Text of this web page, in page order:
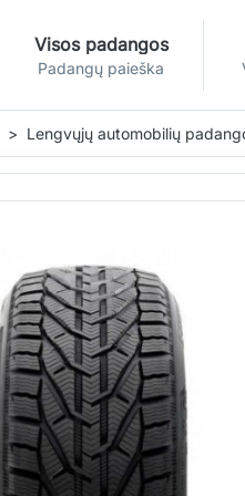
Visos padangos
Padangų paieška
Lengvųjų automobilių